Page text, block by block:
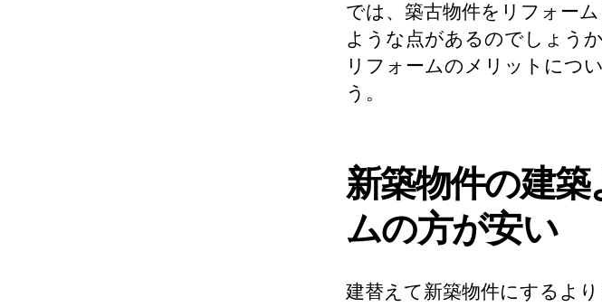
では、築古物件をリフォー
ような点があるのでしょう
リフォームのメリットにつ
う。
新築物件の建
ムの方が安い
建替えて新築物件にするよ